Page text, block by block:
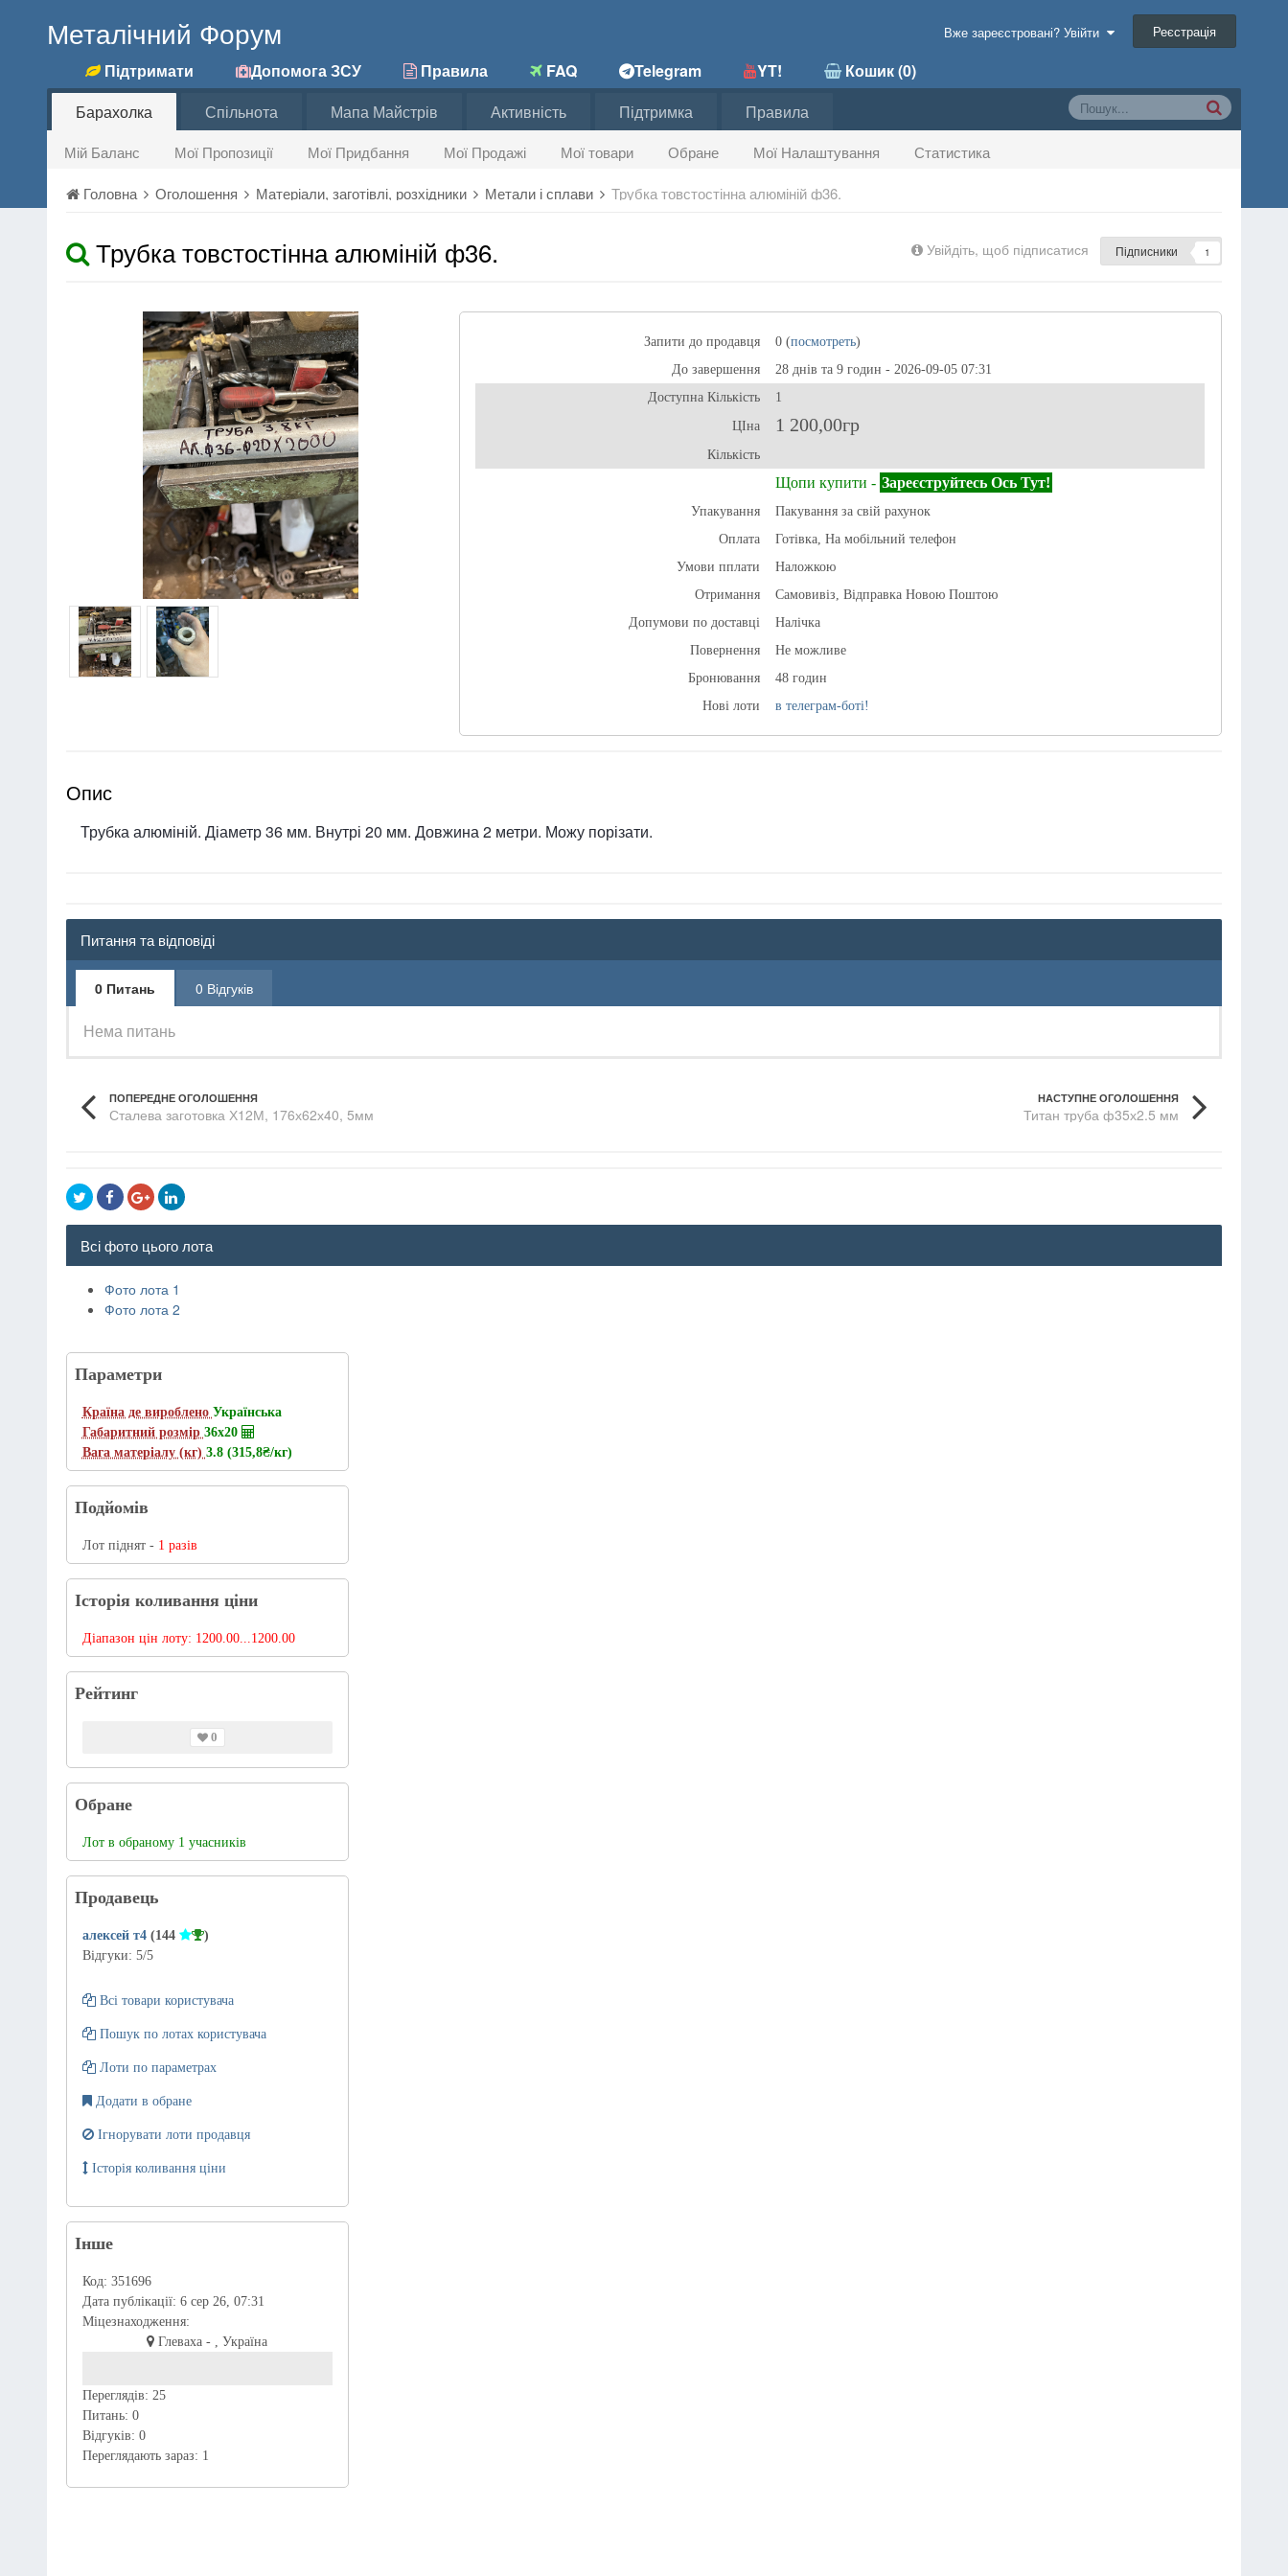
Металічний Форум
Підтримати Допомога ЗСУ Правила FAQ Telegram YT! Кошик (0)
Вже зареєстровані? Увійти Реєстрація
Барахолка
Мій Баланс Мої Пропозиції Мої Придбання Мої Продажі Мої товари Обране Мої Налаштування Статистика
Спільнота Мапа Майстрів Активність Підтримка Правила
Головна Оголошення Матеріали, заготівлі, розхідники Метали і сплави Трубка товстостінна алюміній ф36.
Увійдіть, щоб підписатися Підписники 1
Трубка товстостінна алюміній ф36.
Запити до продавця 0 (посмотреть)
До завершення
28 днів та 9 годин - 2026-09-05 07:31
Доступна Кількість
1
ЦІна
1 200,00гр
Кількість
Щопи купити - Зареєструйтесь Ось Тут!
Упакування
Пакування за свій рахунок
Оплата
Готівка, На мобільний телефон
Умови пплати
Наложкою
Отримання
Самовивіз, Відправка Новою Поштою
Допумови по доставці
Налічка
Повернення
Не можливе
Бронювання
48 годин
Нові лоти
в телеграм-боті!
Опис
Трубка алюміній. Діаметр 36 мм. Внутрі 20 мм. Довжина 2 метри. Можу порізати.
Питання та відповіді
0 Питань 0 Відгуків
Нема питань
ПОПЕРЕДНЕ ОГОЛОШЕННЯ
Сталева заготовка Х12М, 176х62х40, 5мм
НАСТУПНЕ ОГОЛОШЕННЯ
Титан труба ф35х2.5 мм
Всі фото цього лота
Фото лота 1
Фото лота 2
Параметри
Країна де вироблено Українська
Габаритний розмір 36х20
Вага матеріалу (кг) 3.8 (315,8₴/кг)
Подйомів
Лот піднят - 1 разів
Історія коливання ціни
Діапазон цін лоту: 1200.00...1200.00
Рейтинг
0
Обране
Лот в обраному 1 учасників
Продавець
алексей т4 (144
)
Відгуки: 5/5
Всі товари користувача
Пошук по лотах користувача
Лоти по параметрах
Додати в обране
Ігнорувати лоти продавця
Історія коливання ціни
Інше
Код: 351696
Дата публікації: 6 сер 26, 07:31
Міцезнаходження:
Глеваха - , Україна
Переглядів: 25
Питань: 0
Відгуків: 0
Переглядають зараз: 1